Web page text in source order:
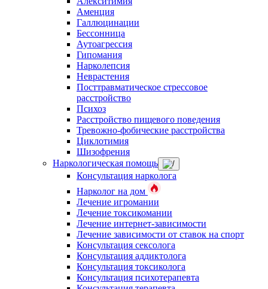
Аменция
Галлюцинации
Бессонница
Аутоагрессия
Гипомания
Нарколепсия
Неврастения
Посттравматическое стрессовое
расстройство
Психоз
Расстройство пищевого поведения
Тревожно-фобические расстройства
Циклотимия
Шизофрения
Наркологическая помощь
Консультация нарколога
Нарколог на дом
Лечение игромании
Лечение токсикомании
Лечение интернет-зависимости
Лечение зависимости от ставок на спорт
Консультация сексолога
Консультация аддиктолога
Консультация токсиколога
Консультация психотерапевта